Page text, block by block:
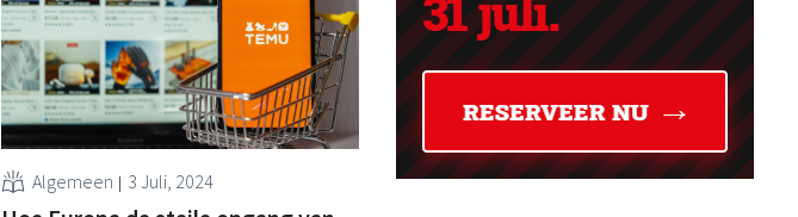
Algemeen 3 Juli, 2024